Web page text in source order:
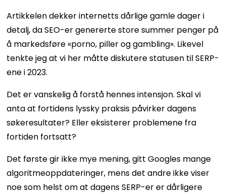
Artikkelen dekker internetts dårlige gamle dager i
detalj, da SEO-er genererte store summer penger på
å markedsføre «porno, piller og gambling». Likevel
tenkte jeg at vi her måtte diskutere statusen til SERP-
ene i 2023.
Det er vanskelig å forstå hennes intensjon. Skal vi
anta at fortidens lyssky praksis påvirker dagens
søkeresultater? Eller eksisterer problemene fra
fortiden fortsatt?
Det første gir ikke mye mening, gitt Googles mange
algoritmeoppdateringer, mens det andre ikke viser
noe som helst om at dagens SERP-er er dårligere